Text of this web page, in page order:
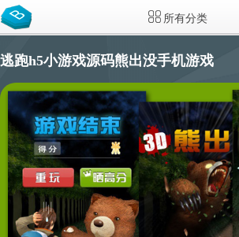
所有分类
逃跑h5小游戏源码熊出没手机游戏